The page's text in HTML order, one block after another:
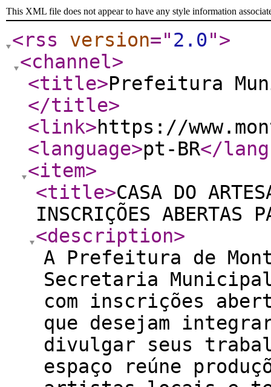
This XML file does not appear to have any style information
<rss version="2.0">
<channel>
<title>Prefeitura
</title>
<link>https://
<language>pt-BR</
<item>
<title>CASA DO
INSCRIÇÕES ABERTAS
<description>
A Prefeitura de
Secretaria
com inscrições
que desejam
divulgar seus
espaço reúne